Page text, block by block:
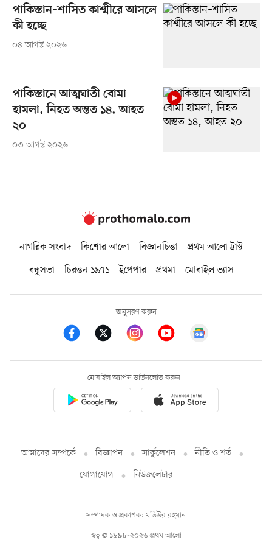
পাকিস্তান–শাসিত কাশ্মীরে আসলে
কী হচ্ছে
০৪ আগস্ট ২০২৬
পাকিস্তানে আত্মঘাতী বোমা
হামলা, নিহত অন্তত ১৪, আহত
২০
০৩ আগস্ট ২০২৬
নাগরিক সংবাদ কিশোর আলো বিজ্ঞানচিন্তা
প্রথম আলো ট্রাস্ট
বন্ধুসভা
চিরন্তন ১৯৭১ ইপেপার প্রথমা মোবাইল ভ্যাস
অনুসরণ করুন
মোবাইল অ্যাপস ডাউনলোড করুন
আমাদের সম্পর্কে বিজ্ঞাপন সার্কুলেশন
নীতি ও শর্ত
যোগাযোগ
নিউজলেটার
স্বত্ব © ১৯৯৮-২০২৬ প্রথম আলো
সম্পাদক ও প্রকাশক: মতিউর রহমান